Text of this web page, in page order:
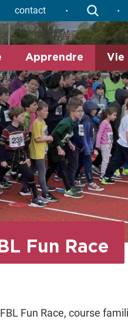
contact
search
Apprendre Vie
Fun Race
Fun Race, course